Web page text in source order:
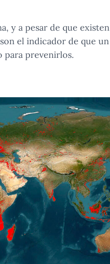
y a pesar de que existen
el indicador de que un
para prevenirlos.